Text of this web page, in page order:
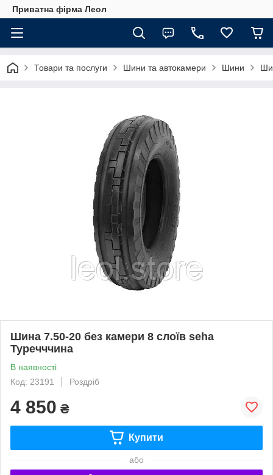
Приватна фірма Леол
Товари та послуги Шини та автокамери Шини
Шина 7.50-20 без камери 8 слоїв seha
Туречччина
В наявності
Код: 23191
Роздріб
4 850 ₴
Купити
або